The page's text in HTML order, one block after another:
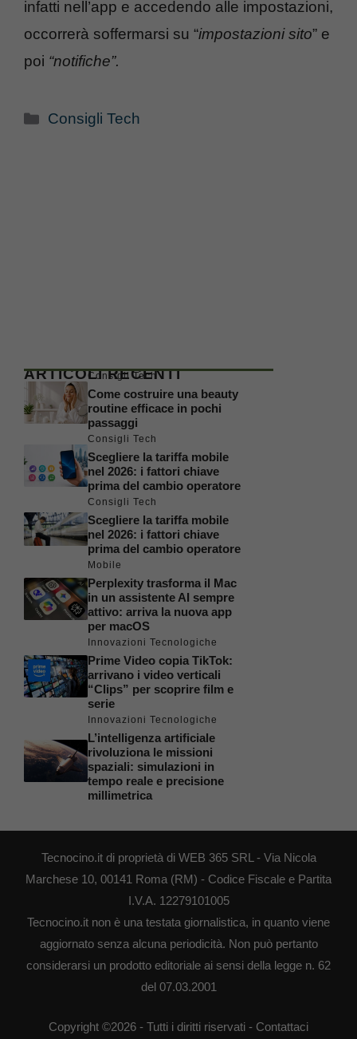
infatti nell’app e accedendo alle impostazioni,
occorrerà soffermarsi su “impostazioni sito” e
poi “notifiche”.
Categorie
Consigli Tech
ARTICOLI RECENTI
Consigli Tech
Come costruire una beauty
routine efficace in pochi
passaggi
Consigli Tech
Scegliere la tariffa mobile
nel 2026: i fattori chiave
prima del cambio operatore
Consigli Tech
Scegliere la tariffa mobile
nel 2026: i fattori chiave
prima del cambio operatore
Mobile
Perplexity trasforma il Mac
in un assistente AI sempre
attivo: arriva la nuova app
per macOS
Innovazioni Tecnologiche
Prime Video copia TikTok:
arrivano i video verticali
“Clips” per scoprire film e
serie
Innovazioni Tecnologiche
L’intelligenza artificiale
rivoluziona le missioni
spaziali: simulazioni in
tempo reale e precisione
millimetrica
Tecnocino.it di proprietà di WEB 365 SRL - Via Nicola
Marchese 10, 00141 Roma (RM) - Codice Fiscale e Partita
I.V.A. 12279101005
Tecnocino.it non è una testata giornalistica, in quanto viene
aggiornato senza alcuna periodicità. Non può pertanto
considerarsi un prodotto editoriale ai sensi della legge n. 62
del 07.03.2001
Copyright ©2026 - Tutti i diritti riservati - Contattaci